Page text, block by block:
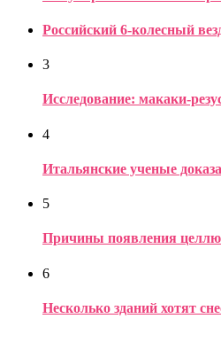
Российский 6-колесный
3
Исследование: макаки-
4
Итальянские ученые
5
Причины появления
6
Несколько зданий хотят